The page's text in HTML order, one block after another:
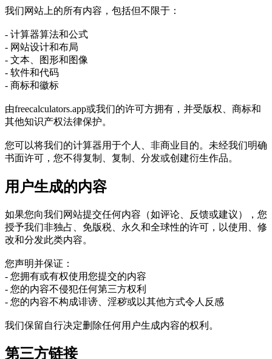
我们网站上的所有内容，包括但不限于：
- 计算器算法和公式
- 网站设计和布局
- 文本、图形和图像
- 软件和代码
- 商标和徽标
由freecalculators.app或我们的许可方拥有，并受版权、商标和
其他知识产权法律保护。
您可以将我们的计算器用于个人、非商业目的。未经我们明确
书面许可，您不得复制、复制、分发或创建衍生作品。
用户生成的内容
如果您向我们网站提交任何内容（如评论、反馈或建议），您
授予我们非独占、免版税、永久和全球性的许可，以使用、修
改和分发此类内容。
您声明并保证：
- 您拥有或有权使用您提交的内容
- 您的内容不侵犯任何第三方权利
- 您的内容不构成诽谤、淫秽或以其他方式令人反感
我们保留自行决定删除任何用户生成内容的权利。
第三方链接